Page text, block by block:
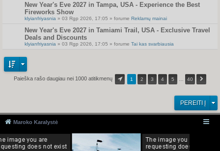
New Year's Eve 2027 in Tampa, USA - Experience the Best
Fireworks Show
klyianfriyasnia » 03 Rgp 2026, 17:05 » forume Reklamų mainai
New Year's Eve 2027 in Tamiami Trail, USA - Exclusive Travel
Deals and Discounts
klyianfriyasnia » 03 Rgp 2026, 17:05 » forume Tai kas svarbiausia
Paieška rašo daugiau nei 1000 atitikmenų 1 2 3 4 5 40
PEREITI Į
Maroko Karalystė